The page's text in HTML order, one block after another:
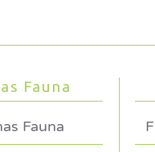
Fauna
Fauna